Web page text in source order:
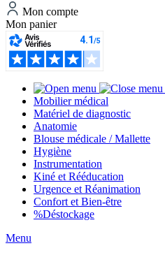
Mon compte
Mon panier
Mobilier médical
Matériel de diagnostic
Anatomie
Blouse médicale / Mallette
Hygiène
Instrumentation
Kiné et Rééducation
Urgence et Réanimation
Confort et Bien-être
%Déstockage
Menu